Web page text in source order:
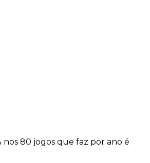
nos 80 jogos que faz por ano é